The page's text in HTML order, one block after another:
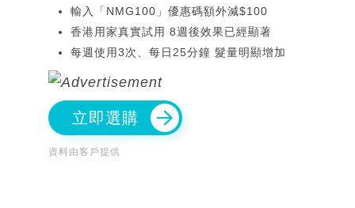
輸入「NMG100」優惠碼額外減$100
香港用家真實試用 8週後效果已經顯著
每週使用3次、每日25分鐘 髮量明顯增加
立即選購
資料由客戶提供